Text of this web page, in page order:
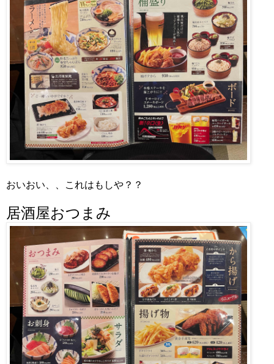
おいおい、、これはもしや？？
居酒屋おつまみ